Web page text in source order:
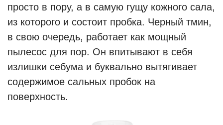
просто в пору, а в самую гущу кожного сала,
из которого и состоит пробка. Черный тмин,
в свою очередь, работает как мощный
пылесос для пор. Он впитывают в себя
излишки себума и буквально вытягивает
содержимое сальных пробок на
поверхность.